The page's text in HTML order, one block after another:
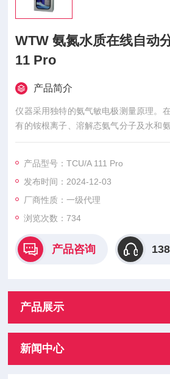
WTW 氨氮水质在线自动
11 Pro
产品简介
仪器采用独特的氨气敏电极测量原理。
有的铵根离子、溶解态氨气分子及水和
水样中逐出，透过选择性膜后进入电极
氮的浓度。
产品型号：TCU/A 111 Pro
发布时间：2024-12-03
厂商性质：一级代理
浏览次数：734
产品咨询
产品展示
新闻中心